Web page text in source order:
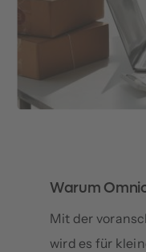
Warum
Mit der
wird es für